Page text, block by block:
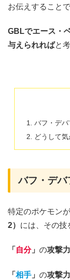
お伝えすること
GBLでエース・
与えられればと
バフ・デ
どうして
バフ・デバ
特定のポケモン
2） には、その
「 自分」 の攻撃
「 相手 」 の攻撃